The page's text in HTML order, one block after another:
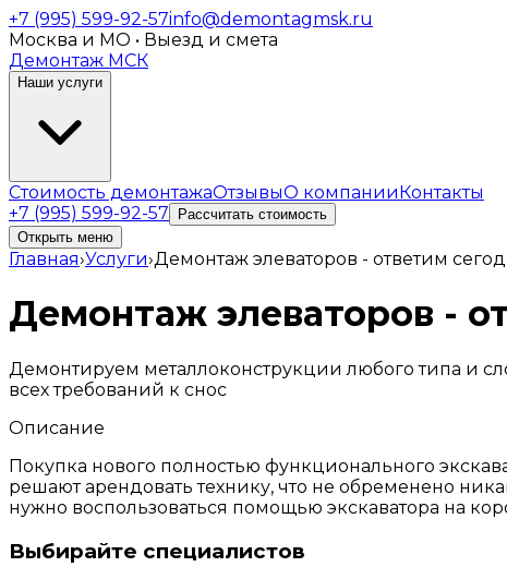
+7 (995) 599-92-57info@demontagmsk.ru
Москва и МО • Выезд и смета
Демонтаж МСК
Наши услуги
Стоимость демонтажаОтзывыО компанииКонтакты
+7 (995) 599-92-57
Рассчитать стоимость
Открыть меню
Главная›Услуги›Демонтаж элеваторов - ответим
Демонтаж элеваторов -
Демонтируем металлоконструкции любого типа и
всех требований к снос
Описание
Покупка нового полностью функционального
решают арендовать технику, что не обременено
нужно воспользоваться помощью экскаватора на
Выбирайте специалистов